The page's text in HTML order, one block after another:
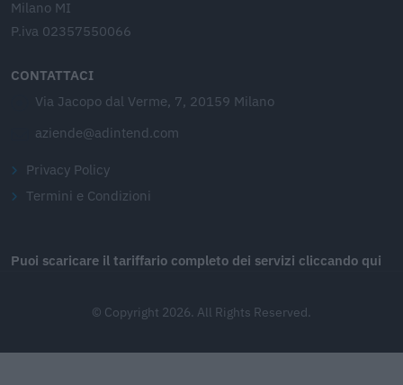
Milano MI
P.iva 02357550066
CONTATTACI
Via Jacopo dal Verme, 7, 20159 Milano
aziende@adintend.com
Privacy Policy
Termini e Condizioni
Puoi scaricare il tariffario completo dei servizi cliccando qui
© Copyright 2026. All Rights Reserved.